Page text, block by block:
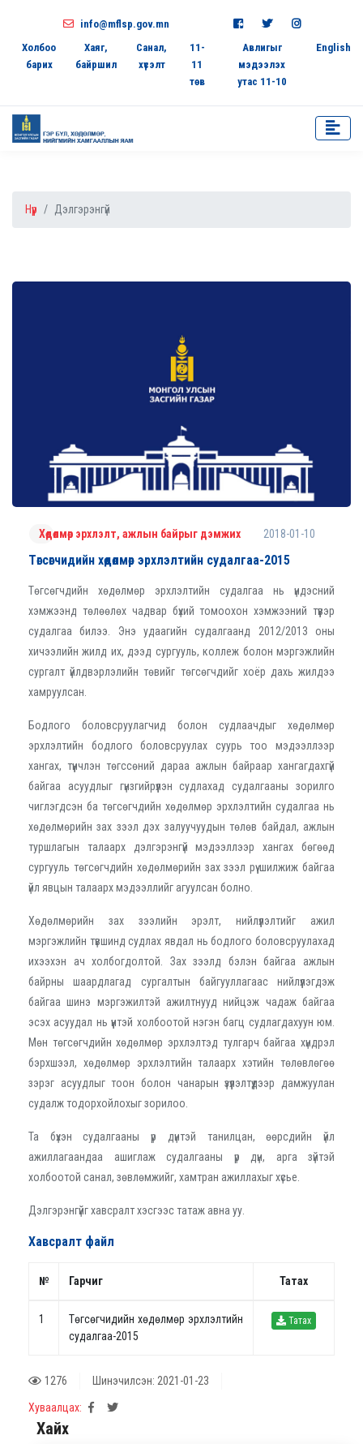
info@mflsp.gov.mn
Холбоо
барих
Хаяг,
байршил
Санал,
хүсэлт
11-
11
төв
Авлигыг
мэдээлэх
утас 11-10
English
Нүүр Дэлгэрэнгүй
Хөдөлмөр эрхлэлт, ажлын байрыг дэмжих 2018-01-10
Төгсөгчидийн хөдөлмөр эрхлэлтийн судалгаа-2015
Төгсөгчдийн хөдөлмөр эрхлэлтийн судалгаа нь үндэсний
хэмжээнд төлөөлөх чадвар бүхий томоохон хэмжээний түүвэр
судалгаа билээ. Энэ удаагийн судалгаанд 2012/2013 оны
хичээлийн жилд их, дээд сургууль, коллеж болон мэргэжлийн
сургалт үйлдвэрлэлийн төвийг төгсөгчдийг хоёр дахь жилдээ
хамруулсан.
Бодлого боловсруулагчид болон судлаачдыг хөдөлмөр
эрхлэлтийн бодлого боловсруулах суурь тоо мэдээллээр
хангах, түүнчлэн төгссөний дараа ажлын байраар хангагдахгүй
байгаа асуудлыг гүнзгийрүүлэн судлахад судалгааны зорилго
чиглэгдсэн ба төгсөгчдийн хөдөлмөр эрхлэлтийн судалгаа нь
хөдөлмөрийн зах зээл дэх залуучуудын төлөв байдал, ажлын
туршлагын талаарх дэлгэрэнгүй мэдээллээр хангах бөгөөд
сургууль төгсөгчдийн хөдөлмөрийн зах зээл рүү шилжиж байгаа
үйл явцын талаарх мэдээллийг агуулсан болно.
Хөдөлмөрийн зах зээлийн эрэлт, нийлүүлэлтийг ажил
мэргэжлийн түвшинд судлах явдал нь бодлого боловсруулахад
ихээхэн ач холбогдолтой. Зах зээлд бэлэн байгаа ажлын
байрны шаардлагад сургалтын байгууллагаас нийлүүлэгдэж
байгаа шинэ мэргэжилтэй ажилтнууд нийцэж чадаж байгаа
эсэх асуудал нь үүнтэй холбоотой нэгэн багц судлагдахуун юм.
Мөн төгсөгчдийн хөдөлмөр эрхлэлтэд тулгарч байгаа хүндрэл
бэрхшээл, хөдөлмөр эрхлэлтийн талаарх хэтийн төлөвлөгөө
зэрэг асуудлыг тоон болон чанарын үзүүлэлтүүдээр дамжуулан
судалж тодорхойлохыг зорилоо.
Та бүхэн судалгааны үр дүнтэй танилцан, өөрсдийн үйл
ажиллагаандаа ашиглаж судалгааны үр дүн, арга зүйтэй
холбоотой санал, зөвлөмжийг, хамтран ажиллахыг хүсье.
Дэлгэрэнгүйг хавсралт хэсгээс татаж авна уу.
Хавсралт файл
№ Гарчиг Татах
1
Төгсөгчидийн хөдөлмөр эрхлэлтийн
судалгаа-2015
Татах
1276 Шинэчилсэн: 2021-01-23
Хуваалцах:
Хайх